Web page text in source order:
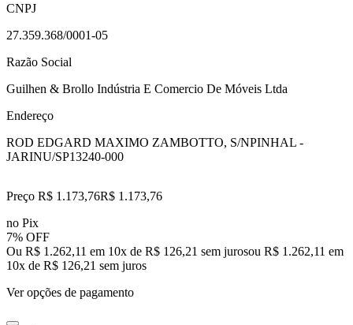
CNPJ
27.359.368/0001-05
Razão Social
Guilhen & Brollo Indústria E Comercio De Móveis Ltda
Endereço
ROD EDGARD MAXIMO ZAMBOTTO, S/NPINHAL -
JARINU/SP13240-000
Preço R$ 1.173,76R$ 1.173,76
no Pix
7% OFF
Ou R$ 1.262,11 em 10x de R$ 126,21 sem jurosou R$ 1.262,11 em
10x de R$ 126,21 sem juros
Ver opções de pagamento